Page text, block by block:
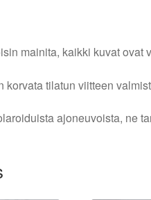
mainita, kaikki kuvat ovat
korvata tilatun viitteen
ajoneuvoista, ne